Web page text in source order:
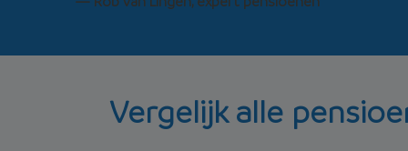
Vergelijk alle